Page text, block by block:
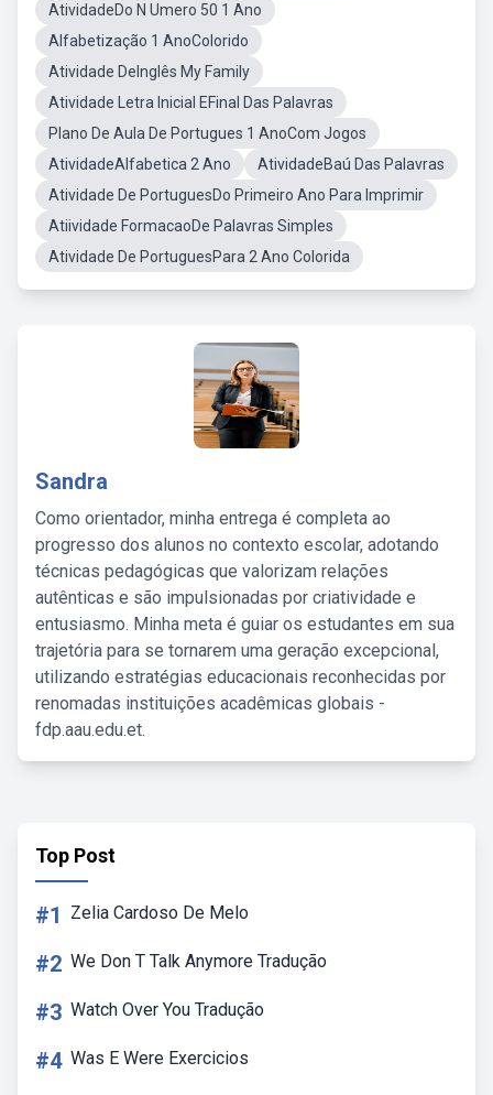
AtividadeDo N Umero 50 1 Ano
Alfabetização 1 AnoColorido
Atividade DeInglês My Family
Atividade Letra Inicial EFinal Das Palavras
Plano De Aula De Portugues 1 AnoCom Jogos
AtividadeAlfabetica 2 Ano
AtividadeBaú Das Palavras
Atividade De PortuguesDo Primeiro Ano Para Imprimir
Atiividade FormacaoDe Palavras Simples
Atividade De PortuguesPara 2 Ano Colorida
Sandra
Como orientador, minha entrega é completa ao
progresso dos alunos no contexto escolar, adotando
técnicas pedagógicas que valorizam relações
autênticas e são impulsionadas por criatividade e
entusiasmo. Minha meta é guiar os estudantes em sua
trajetória para se tornarem uma geração excepcional,
utilizando estratégias educacionais reconhecidas por
renomadas instituições acadêmicas globais -
fdp.aau.edu.et.
Top Post
#1 Zelia Cardoso De Melo
#2 We Don T Talk Anymore Tradução
#3 Watch Over You Tradução
#4 Was E Were Exercicios